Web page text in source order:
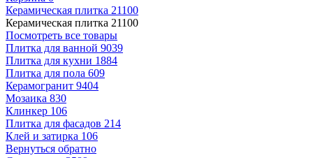
Керамическая плитка 21100
Керамическая плитка 21100
Посмотреть все товары
Плитка для ванной 9039
Плитка для кухни 1884
Плитка для пола 609
Керамогранит 9404
Мозаика 830
Клинкер 106
Плитка для фасадов 214
Клей и затирка 106
Вернуться обратно